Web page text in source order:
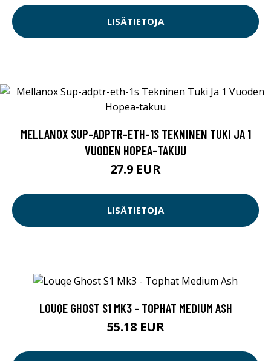
LISÄTIETOJA
MELLANOX SUP-ADPTR-ETH-1S TEKNINEN TUKI JA 1
VUODEN HOPEA-TAKUU
27.9 EUR
LISÄTIETOJA
LOUQE GHOST S1 MK3 - TOPHAT MEDIUM ASH
55.18 EUR